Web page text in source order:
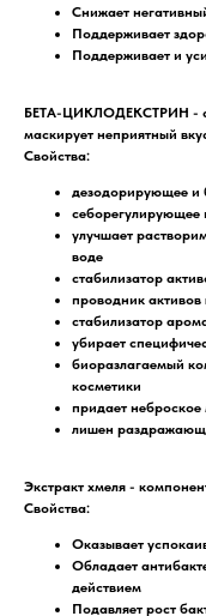
Снижает
Поддерживает
Поддерживает и
БЕТА-ЦИКЛОДЕКСТРИН -
маскирует неприятный
Свойства:
дезодорирующее и
улучшает
воде
стабилизатор
проводник
стабилизатор
убирает
биоразлагаемый
косметики
придает
лишен
Экстракт хмеля -
Свойства:
Оказывает
Обладает
действием
Подавляет рост